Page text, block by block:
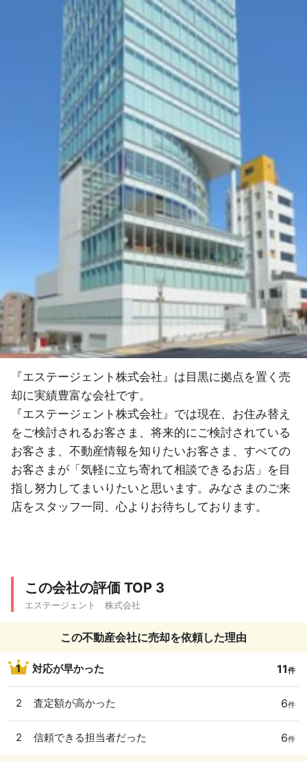
『エステージェント株式会社』は目黒に拠点を置く売
却に実績豊富な会社です。
『エステージェント株式会社』では現在、お住み替え
をご検討されるお客さま、将来的にご検討されている
お客さま、不動産情報を知りたいお客さま、すべての
お客さまが「気軽に立ち寄れて相談できるお店」を目
指し努力してまいりたいと思います。みなさまのご来
店をスタッフ一同、心よりお待ちしております。
この会社の評価 TOP 3
エステージェント 株式会社
この不動産会社に売却を依頼した理由
1 対応が早かった 11件
2 査定額が高かった 6件
2 信頼できる担当者だった 6件